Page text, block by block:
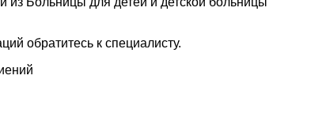
обратитесь к специалисту.